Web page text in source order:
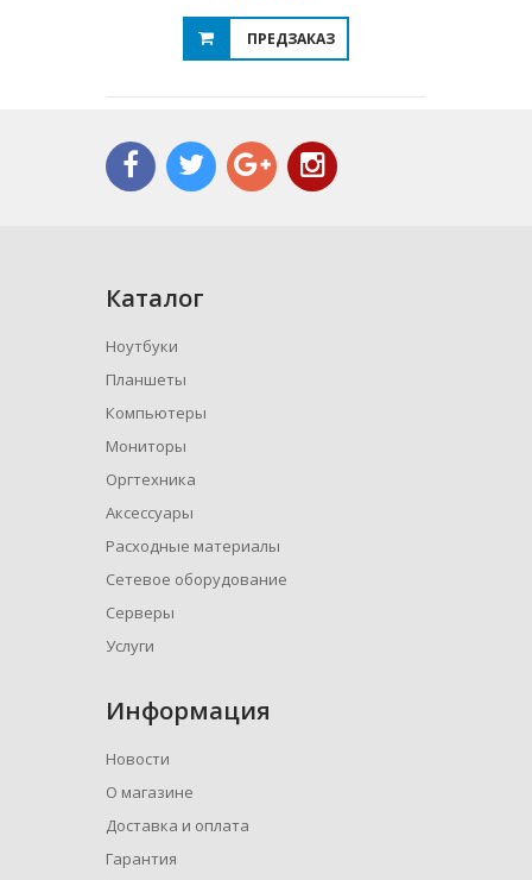
ПРЕДЗАКАЗ
Каталог
Ноутбуки
Планшеты
Компьютеры
Мониторы
Оргтехника
Аксессуары
Расходные материалы
Сетевое оборудование
Серверы
Услуги
Информация
Новости
О магазине
Доставка и оплата
Гарантия